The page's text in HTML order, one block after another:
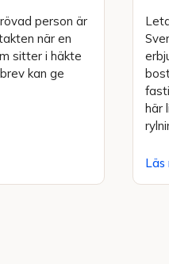
person är
när en
sitter i häkte
kan ge
här
Läs